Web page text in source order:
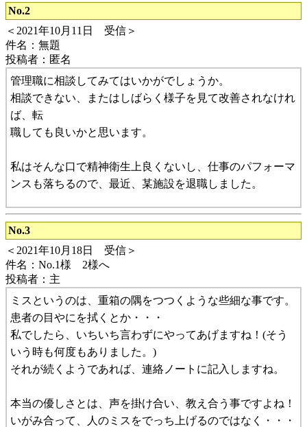
No.2
＜2021年10月11日 受信＞
件名：無題
投稿者：匿名
管理職に相談してみてはいかがでしょうか。
相談できない、またはしばらく様子を見て改善されなけれ
ば、転
職しても良いかと思います。
私はそんな口で精神衛生上良くないし、仕事のパフォーマ
ンスも落ちるので、最近、某施設を退職しました。
No.3
＜2021年10月18日 受信＞
件名：No.1様 2様へ
投稿者：主
ミスというのは、重箱の隅をつつくような些細な事です。
患者の目やにを拭くとか・・・
私でしたら、いちいち言わずにやってあげますね！(そう
いう時も何度もありました。)
それが続くようであれば、連絡ノートに記入しますね。
本当の優しさとは、声を掛け合い、教え合う事ですよね！
いがみ合って、人のミスをでっち上げるのではなく・・・